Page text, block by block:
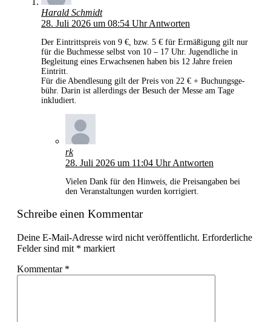
Harald Schmidt
28. Juli 2026 um 08:54 UhrAntworten
Der Ein­tritts­preis von 9 €, bzw. 5 € für Ermä­ßi­gung gilt nur
für die Buch­mes­se selbst von 10 – 17 Uhr. Jugend­li­che in
Beglei­tung eines Erwach­se­nen haben bis 12 Jah­re frei­en
Eintritt.
Für die Abend­le­sung gilt der Preis von 22 € + Buchungs­ge­
bühr. Dar­in ist aller­dings der Besuch der Mes­se am Tage
inkludiert.
rk
28. Juli 2026 um 11:04 UhrAntworten
Vie­len Dank für den Hin­weis, die Preis­an­ga­ben bei
den Ver­an­stal­tun­gen wur­den korrigiert.
Schreibe einen Kommentar
Deine E-Mail-Adresse wird nicht veröffentlicht. Erforderliche
Felder sind mit * markiert
Kommentar *